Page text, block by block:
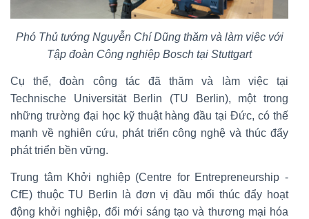
Phó Thủ tướng Nguyễn Chí Dũng thăm và làm việc với
Tập đoàn Công nghiệp Bosch tại Stuttgart
Cụ thể, đoàn công tác đã thăm và làm việc tại
Technische Universität Berlin (TU Berlin), một trong
những trường đại học kỹ thuật hàng đầu tại Đức, có thế
mạnh về nghiên cứu, phát triển công nghệ và thúc đẩy
phát triển bền vững.
Trung tâm Khởi nghiệp (Centre for Entrepreneurship -
CfE) thuộc TU Berlin là đơn vị đầu mối thúc đẩy hoạt
động khởi nghiệp, đổi mới sáng tạo và thương mại hóa